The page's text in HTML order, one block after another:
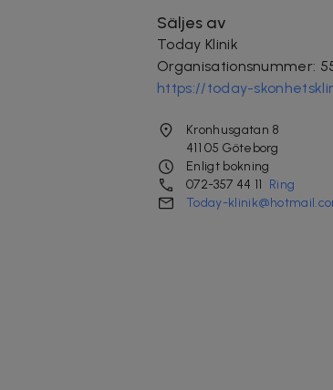
Säljes av
Today Klinik
Organisationsnummer:
https://today-
Kronhusgatan 8
411 05 Göteborg
Enligt bokning
072-357 44 11 Ring
Today-